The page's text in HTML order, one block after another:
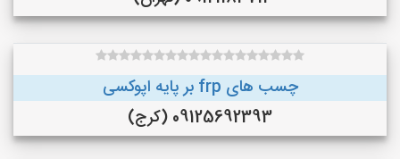
چسب های frp بر پایه اپوکسی
09125692393 (کرج)